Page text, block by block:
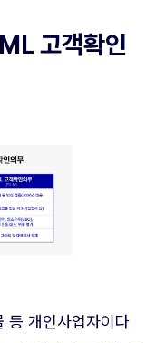
고객확인
등 개인사업자이다